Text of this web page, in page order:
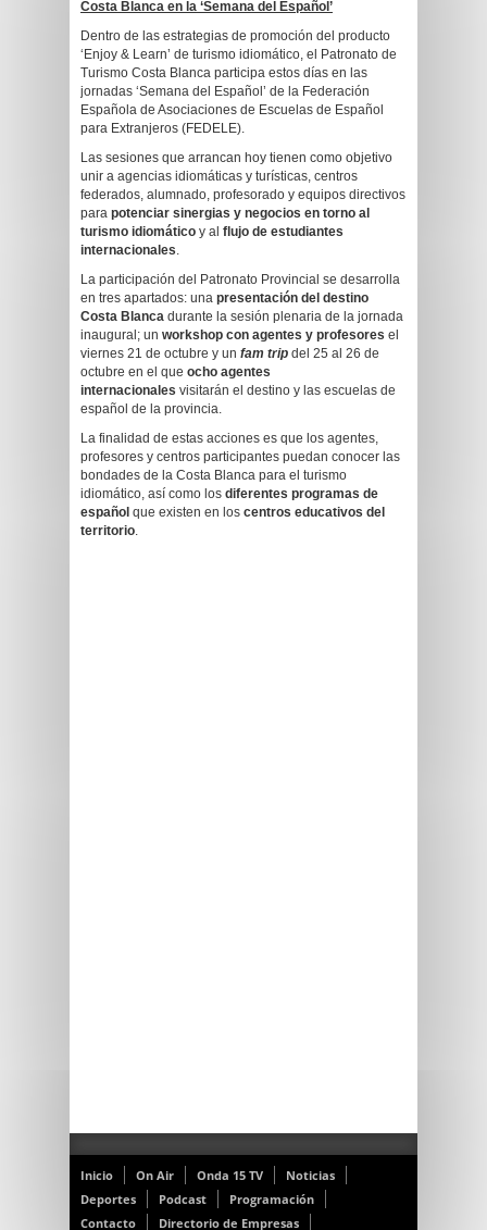
Costa Blanca en la ‘Semana del Español’
Dentro de las estrategias de promoción del producto
‘Enjoy & Learn’ de turismo idiomático, el Patronato de
Turismo Costa Blanca participa estos días en las
jornadas ‘Semana del Español’ de la Federación
Española de Asociaciones de Escuelas de Español
para Extranjeros (FEDELE).
Las sesiones que arrancan hoy tienen como objetivo
unir a agencias idiomáticas y turísticas, centros
federados, alumnado, profesorado y equipos directivos
para potenciar sinergias y negocios en torno al
turismo idiomático y al flujo de estudiantes
internacionales.
La participación del Patronato Provincial se desarrolla
en tres apartados: una presentación del destino
Costa Blanca durante la sesión plenaria de la jornada
inaugural; un workshop con agentes y profesores el
viernes 21 de octubre y un fam trip del 25 al 26 de
octubre en el que ocho agentes
internacionales visitarán el destino y las escuelas de
español de la provincia.
La finalidad de estas acciones es que los agentes,
profesores y centros participantes puedan conocer las
bondades de la Costa Blanca para el turismo
idiomático, así como los diferentes programas de
español que existen en los centros educativos del
territorio.
Inicio On Air Onda 15 TV
Noticias
Deportes
Podcast
Programación
Contacto
Directorio de Empresas